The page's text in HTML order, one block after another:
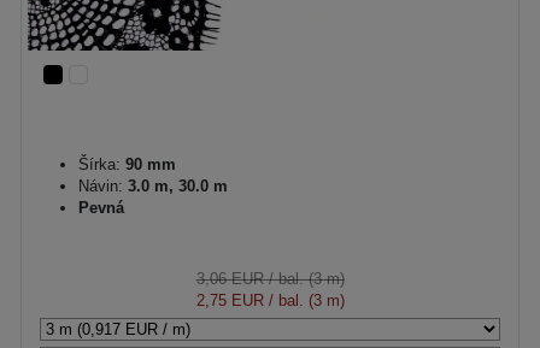
Šírka: 90 mm
Návin: 3.0 m, 30.0 m
Pevná
3,06 EUR/ bal. (3 m)
2,75 EUR/ bal. (3 m)